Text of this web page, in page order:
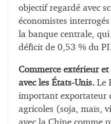
objectif regardé avec
économistes
la banque centrale,
déficit de 0,53 % du
Commerce extérieur
avec les États-Unis. Le
important exportateur
agricoles (soja, maïs,